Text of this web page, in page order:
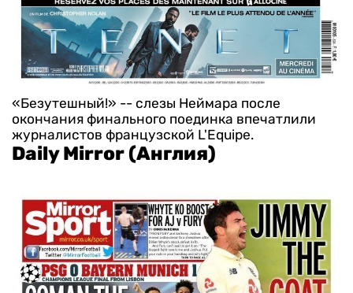
«Безутешный!» -- слезы Неймара после
окончания финального поединка впечатлили
журналистов французской L'Equipe.
Daily Mirror (Англия)